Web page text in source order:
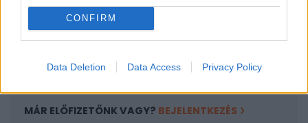
CONFIRM
Data Deletion Data Access Privacy Policy
Kötéslisták: BÉT elmúlt 2 év napon belüli
MÁR ELŐFIZETŐNK VAGY? BEJELENTKEZÉS